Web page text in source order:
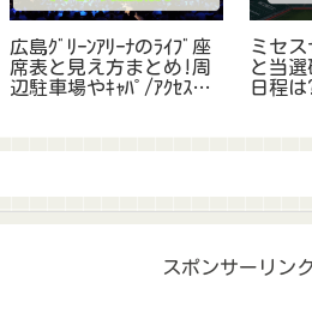
広島ｸﾞﾘｰﾝｱﾘｰﾅのﾗｲﾌﾞ座
席表と見え方まとめ!周
辺駐車場やｷｬﾊﾟ/ｱｸｾｽに
ミセス
と当
日程は
スポンサーリンク